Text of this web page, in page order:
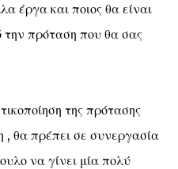
έργα και ποιος θα είναι
την πρόταση που θα σας
της πρότασης
πρέπει σε συνεργασία
να γίνει μία πολύ